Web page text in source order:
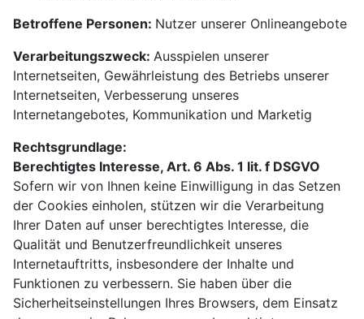
Betroffene Personen: Nutzer unserer Onlineangebote
Verarbeitungszweck: Ausspielen unserer
Internetseiten, Gewährleistung des Betriebs unserer
Internetseiten, Verbesserung unseres
Internetangebotes, Kommunikation und Marketig
Rechtsgrundlage:
Berechtigtes Interesse, Art. 6 Abs. 1 lit. f DSGVO
Sofern wir von Ihnen keine Einwilligung in das Setzen
der Cookies einholen, stützen wir die Verarbeitung
Ihrer Daten auf unser berechtigtes Interesse, die
Qualität und Benutzerfreundlichkeit unseres
Internetauftritts, insbesondere der Inhalte und
Funktionen zu verbessern. Sie haben über die
Sicherheitseinstellungen Ihres Browsers, dem Einsatz